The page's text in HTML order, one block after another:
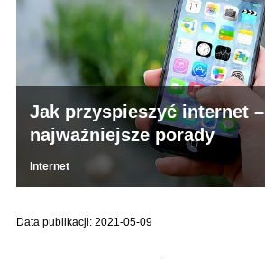
Jak przyspieszyć internet –
najważniejsze porady
Internet
Data publikacji: 2021-05-09